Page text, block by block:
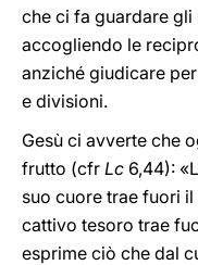
che ci fa guardare
accogliendo le
anziché giudicare
e divisioni.
Gesù ci avverte che
frutto (cfr Lc 6,44):
suo cuore trae fuori
cattivo tesoro trae
esprime ciò che dal